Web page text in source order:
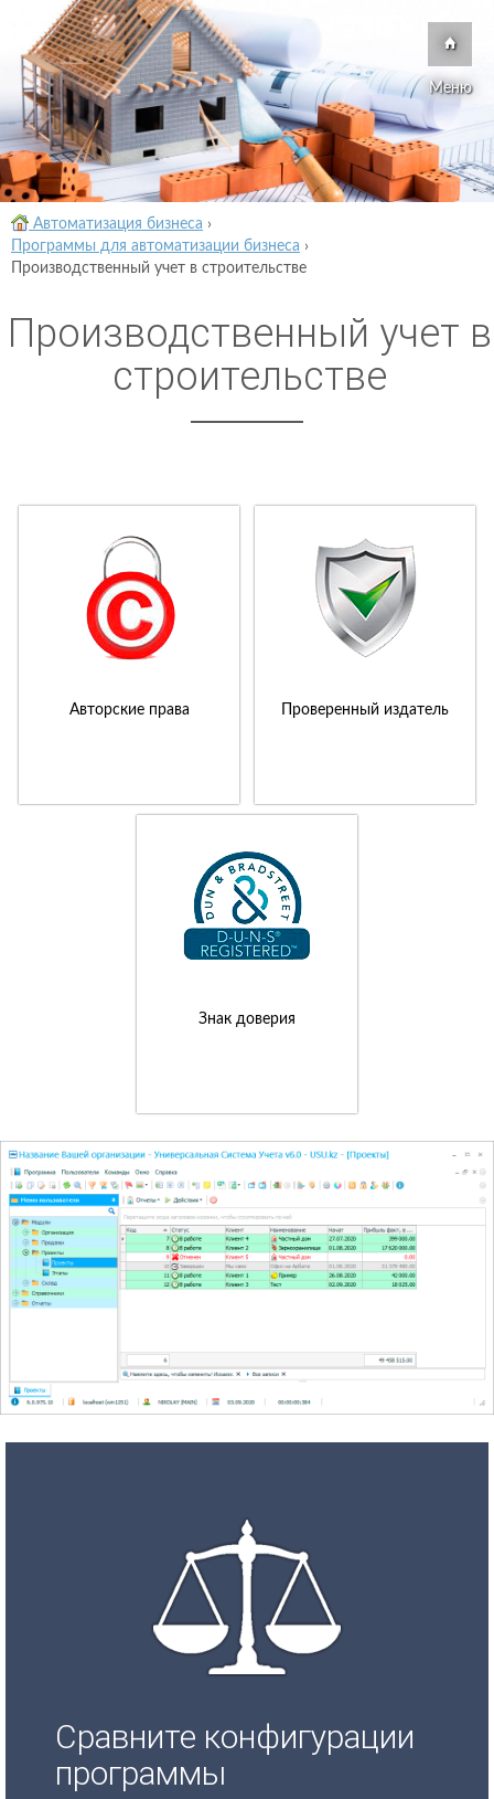
Меню
Автоматизация бизнеса ›
Программы для автоматизации бизнеса ›
Производственный учет в строительстве
Производственный учет в
строительстве
Авторские права Проверенный издатель
Знак доверия
Сравните конфигурации
программы